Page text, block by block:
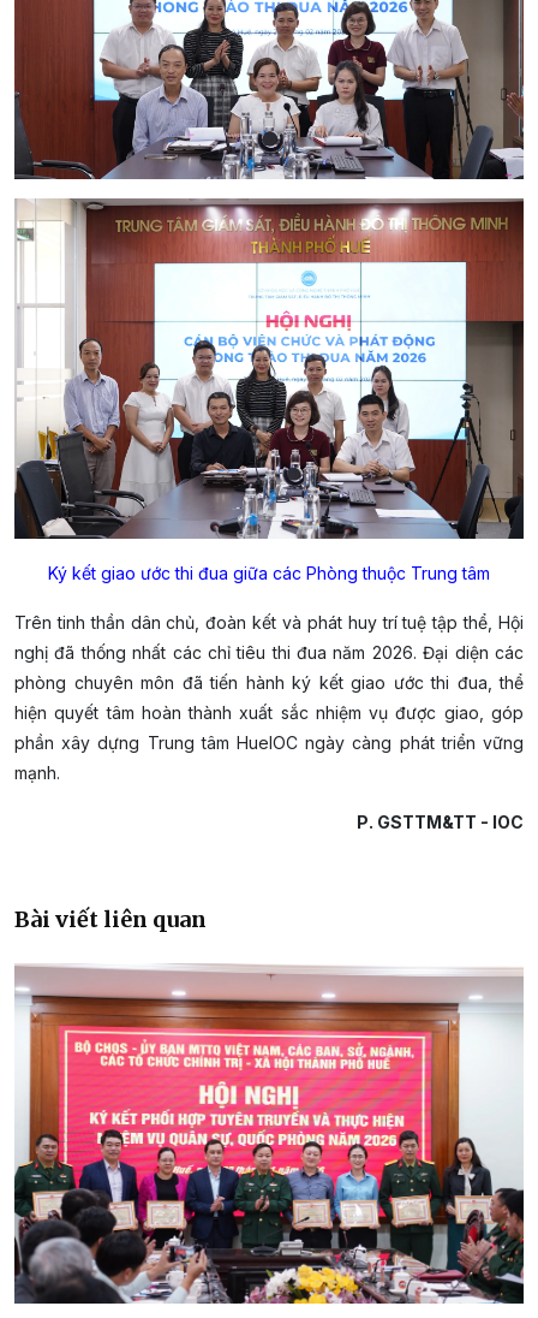
Ký kết giao ước thi đua giữa các Phòng thuộc Trung tâm
Trên tinh thần dân chủ, đoàn kết và phát huy trí tuệ tập thể, Hội
nghị đã thống nhất các chỉ tiêu thi đua năm 2026. Đại diện các
phòng chuyên môn đã tiến hành ký kết giao ước thi đua, thể
hiện quyết tâm hoàn thành xuất sắc nhiệm vụ được giao, góp
phần xây dựng Trung tâm HueIOC ngày càng phát triển vững
mạnh.
P. GSTTM&TT - IOC
Bài viết liên quan